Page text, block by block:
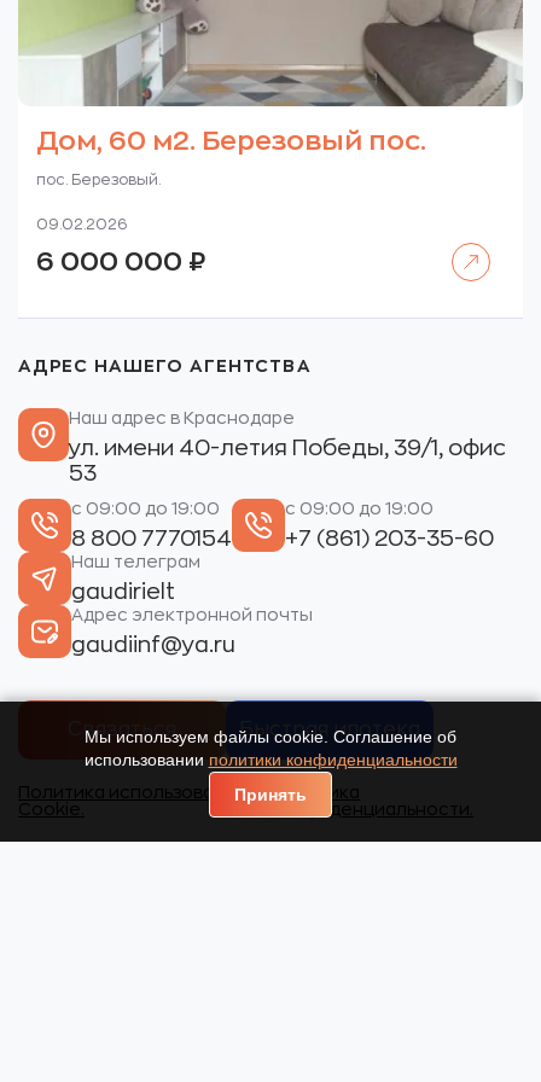
Дом, 60 м2. Березовый пос.
пос. Березовый.
09.02.2026
6 000 000 ₽
АДРЕС НАШЕГО АГЕНТСТВА
Наш адрес в Краснодаре
ул. имени 40-летия Победы, 39/1, офис
53
с 09:00 до 19:00
8 800 7770154
с 09:00 до 19:00
+7 (861) 203-35-60
Наш телеграм
gaudirielt
Адрес электронной почты
gaudiinf@ya.ru
Связаться Быстрая ипотека
Политика использования
Cookie.
Политика
конфиденциальности.
Мы используем файлы cookie. Соглашение об
использовании политики конфиденциальности
Принять